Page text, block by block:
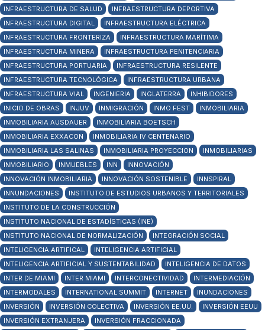
INFRAESTRUCTURA DE SALUD
INFRAESTRUCTURA DEPORTIVA
INFRAESTRUCTURA DIGITAL
INFRAESTRUCTURA ELÉCTRICA
INFRAESTRUCTURA FRONTERIZA
INFRAESTRUCTURA MARÍTIMA
INFRAESTRUCTURA MINERA
INFRAESTRUCTURA PENITENCIARIA
INFRAESTRUCTURA PORTUARIA
INFRAESTRUCTURA RESILENTE
INFRAESTRUCTURA TECNOLÓGICA
INFRAESTRUCTURA URBANA
INFRAESTRUCTURA VIAL
INGENIERIA INGLATERRA
INHIBIDORES
INICIO DE OBRAS
INJUV INMIGRACIÓN INMO FEST
INMOBILIARIA
INMOBILIARIA AUSDAUER
INMOBILIARIA BOETSCH
INMOBILIARIA EXXACON
INMOBILIARIA IV CENTENARIO
INMOBILIARIA LAS SALINAS
INMOBILIARIA PROYECCION
INMOBILIARIAS
INMOBILIARIO
INMUEBLES INN
INNOVACIÓN
INNOVACIÓN INMOBILIARIA
INNOVACIÓN SOSTENIBLE
INNSPIRAL
INNUNDACIONES
INSTITUTO DE ESTUDIOS URBANOS Y TERRITORIALES
INSTITUTO DE LA CONSTRUCCIÓN
INSTITUTO NACIONAL DE ESTADÍSTICAS (INE)
INSTITUTO NACIONAL DE NORMALIZACIÓN
INTEGRACIÓN SOCIAL
INTELIGENCIA ARTIFICAL
INTELIGENCIA ARTIFICIAL
INTELIGENCIA ARTIFICIAL Y SUSTENTABILIDAD
INTELIGENCIA DE DATOS
INTER DE MIAMI
INTER MIAMI INTERCONECTIVIDAD
INTERMEDIACIÓN
INTERMODALES
INTERNATIONAL SUMMIT INTERNET
INUNDACIONES
INVERSIÓN
INVERSIÓN COLECTIVA INVERSIÓN EE.UU.
INVERSIÓN EEUU
INVERSIÓN EXTRANJERA
INVERSIÓN FRACCIONADA